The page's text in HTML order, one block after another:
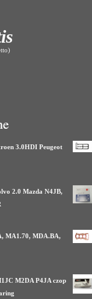
3.0HDI Peugeot
2.0 Mazda N4JB,
MA1.70, MDA.BA,
M2DA P4JA czop